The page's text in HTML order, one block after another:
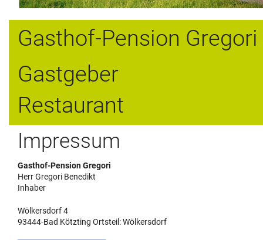
Gasthof-Pension Gregori
Gastgeber
Restaurant
Impressum
Gasthof-Pension Gregori
Herr Gregori Benedikt
Inhaber
Wölkersdorf 4
93444-Bad Kötzting Ortsteil: Wölkersdorf